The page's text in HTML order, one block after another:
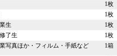
1枚
1枚
生
1枚
了生
1枚
写真ほか・フィルム・手紙など
1箱